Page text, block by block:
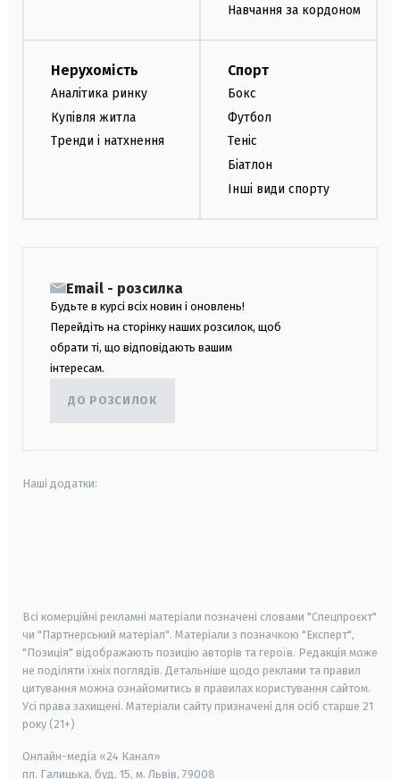
Навчання за кордоном
Нерухомість
Аналітика ринку
Купівля житла
Тренди і натхнення
Спорт
Бокс
Футбол
Теніс
Біатлон
Інші види спорту
Email - розсилка
Будьте в курсі всіх новин і оновлень!
Перейдіть на сторінку наших розсилок, щоб
обрати ті, що відповідають вашим
інтересам.
ДО РОЗСИЛОК
Наші додатки:
Всі комерційні рекламні матеріали позначені словами "Спецпроєкт"
чи "Партнерський матеріал". Матеріали з позначкою "Експерт",
"Позиція" відображають позицію авторів та героїв. Редакція може
не поділяти їхніх поглядів. Детальніше щодо реклами та правил
цитування можна ознайомитись в правилах користування сайтом.
Усі права захищені. Матеріали сайту призначені для осіб старше 21
року (21+)
Онлайн-медіа «24 Канал»
пл. Галицька, буд. 15, м. Львів, 79008